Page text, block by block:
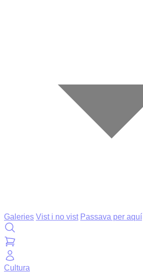
Galeries Vist i no vist Passava per aquí
Cultura